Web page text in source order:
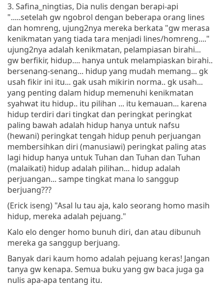
3. Safina_ningtias, Dia nulis dengan berapi-api
".....setelah gw ngobrol dengan beberapa orang lines
dan homreng, ujung2nya mereka berkata "gw merasa
kenikmatan yang tiada tara menjadi lines/homreng...."
ujung2nya adalah kenikmatan, pelampiasan birahi...
gw berfikir, hidup.... hanya untuk melampiaskan birahi..
bersenang-senang... hidup yang mudah memang... gk
usah fikir ini itu... gak usah mikirin norma.. gk usah...
yang penting dalam hidup memenuhi kenikmatan
syahwat itu hidup.. itu pilihan ... itu kemauan... karena
hidup terdiri dari tingkat dan peringkat peringkat
paling bawah adalah hidup hanya untuk nafsu
(hewani) peringkat tengah hidup penuh perjuangan
membersihkan diri (manusiawi) peringkat paling atas
lagi hidup hanya untuk Tuhan dan Tuhan dan Tuhan
(malaikati) hidup adalah pilihan... hidup adalah
perjuangan... sampe tingkat mana lo sanggup
berjuang???
(Erick iseng) "Asal lu tau aja, kalo seorang homo masih
hidup, mereka adalah pejuang."
Kalo elo denger homo bunuh diri, dan atau dibunuh
mereka ga sanggup berjuang.
Banyak dari kaum homo adalah pejuang keras! Jangan
tanya gw kenapa. Semua buku yang gw baca juga ga
nulis apa-apa tentang itu.